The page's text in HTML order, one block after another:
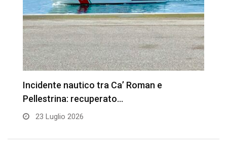
Incidente nautico tra Ca’ Roman e
Pellestrina: recuperato…
23 Luglio 2026